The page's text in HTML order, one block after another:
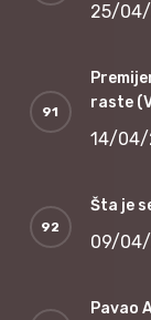
25/
raste
14/04/
Šta je
09/
Pavao